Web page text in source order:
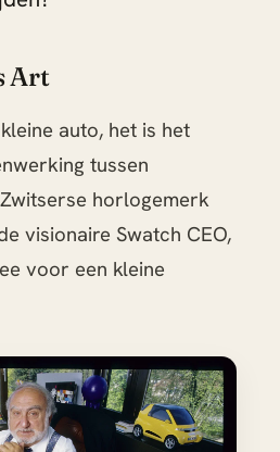
Art
auto, het is het
tussen
horlogemerk
visionaire Swatch CEO,
voor een kleine